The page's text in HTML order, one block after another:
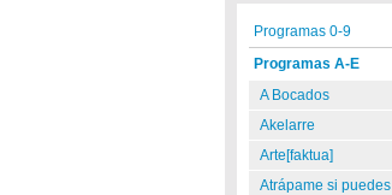
Programas 0-9
Programas A-E
A Bocados
Akelarre
Arte[faktua]
Atrápame si puedes